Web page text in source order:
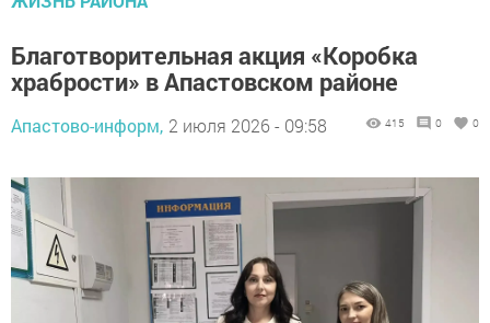
Благотворительная акция «Коробка
храбрости» в Апастовском районе
Апастово-информ, 2 июля 2026 - 09:58 415 0 0